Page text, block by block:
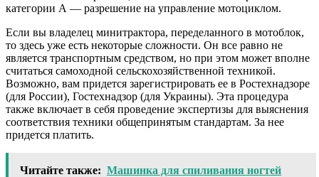
категории А — разрешение на управление мотоциклом.
Если вы владелец минитрактора, переделанного в мотоблок,
то здесь уже есть некоторые сложности. Он все равно не
является транспортным средством, но при этом может вполне
считаться самоходной сельскохозяйственной техникой.
Возможно, вам придется зарегистрировать ее в Ростехнадзоре
(для России), Гостехнадзор (для Украины). Эта процедура
также включает в себя проведение экспертизы для выяснения
соответствия техники общепринятым стандартам. За нее
придется платить.
Читайте также: Машинка для спиливания ногтей